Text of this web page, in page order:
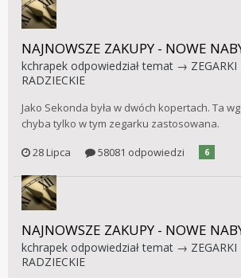
NAJNOWSZE ZAKUPY - NOWE
kchrapek odpowiedział temat → ZEGARKI
RADZIECKIE
Jako Sekonda była w dwóch kopertach. Ta
chyba tylko w tym zegarku zastosowana.
28 Lipca
58081 odpowiedzi 6
NAJNOWSZE ZAKUPY - NOWE
kchrapek odpowiedział temat → ZEGARKI
RADZIECKIE